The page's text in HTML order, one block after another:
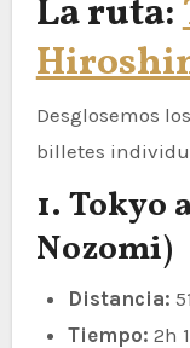
La ruta:
Desglosemos
billetes
1. Tokyo
Nozomi)
Distancia:
Tiempo: 2h